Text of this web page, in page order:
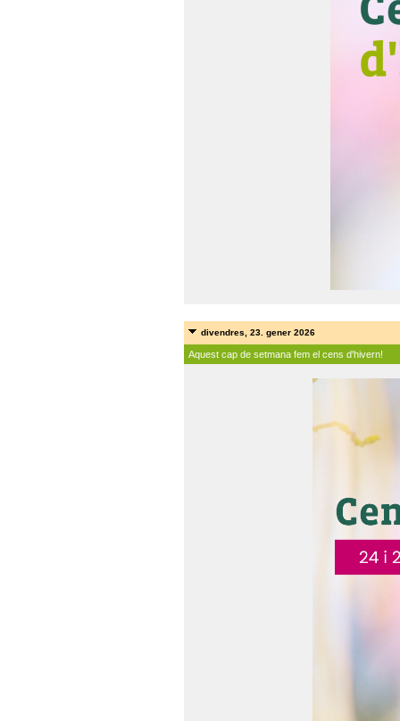
divendres, 23. gener 2026
Aquest cap de setmana fem el cens d'hivern!